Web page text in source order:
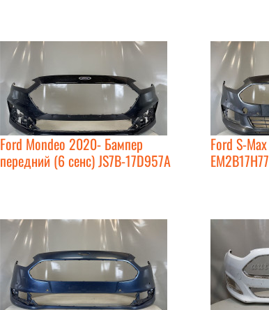
Ford Mondeo 2020- Бампер
передний (6 сенс) JS7B-17D957A
Ford S-